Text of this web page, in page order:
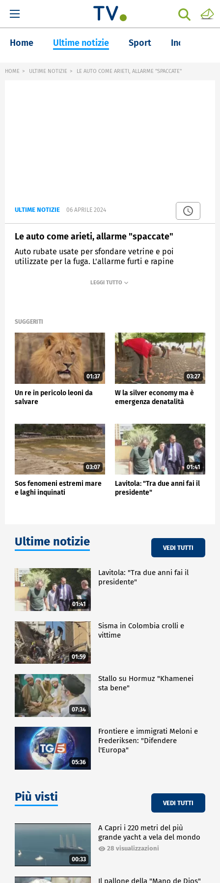
Home Ultime notizie Sport Inchieste
HOME ULTIME NOTIZIE LE AUTO COME ARIETI, ALLARME "SPACCATE"
ULTIME NOTIZIE 06 APRILE 2024
Le auto come arieti, allarme "spaccate"
Auto rubate usate per sfondare vetrine e poi
utilizzate per la fuga. L'allarme furti e rapine
SUGGERITI
01:37
Un re in pericolo leoni da
salvare
03:27
W la silver economy ma è
emergenza denatalità
03:07
Sos fenomeni estremi mare
e laghi inquinati
01:41
Lavitola: "Tra due anni fai il
presidente"
Ultime notizie VEDI TUTTI
01:41
Lavitola: "Tra due anni fai il
presidente"
01:59
Sisma in Colombia crolli e
vittime
07:34
Stallo su Hormuz "Khamenei
sta bene"
05:36
Frontiere e immigrati Meloni e
Frederiksen: "Difendere
l'Europa"
Più visti VEDI TUTTI
00:33
A Capri i 220 metri del più
grande yacht a vela del mondo
28 visualizzazioni
Il pallone della "Mano de Dios"